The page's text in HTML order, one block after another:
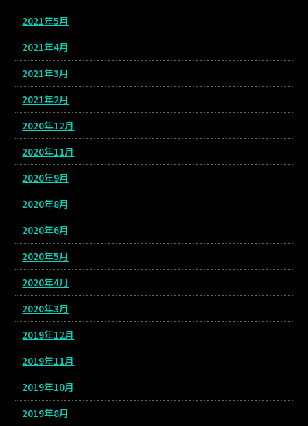
2021年5月
2021年4月
2021年3月
2021年2月
2020年12月
2020年11月
2020年9月
2020年8月
2020年6月
2020年5月
2020年4月
2020年3月
2019年12月
2019年11月
2019年10月
2019年8月